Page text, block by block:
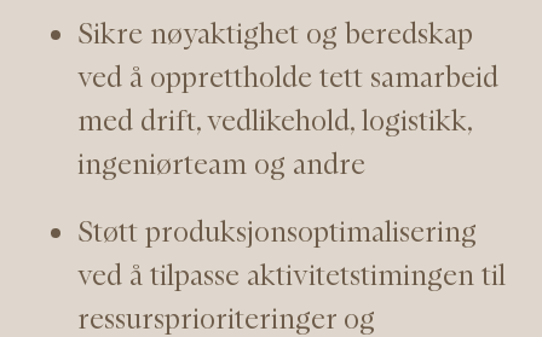
Sikre nøyaktighet og beredskap
ved å opprettholde tett samarbeid
med drift, vedlikehold, logistikk,
ingeniørteam og andre
Støtt produksjonsoptimalisering
ved å tilpasse aktivitetstimingen til
ressursprioriteringer og